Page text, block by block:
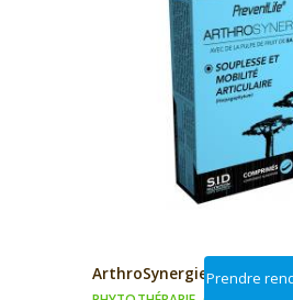
ArthroSynergiePrendre